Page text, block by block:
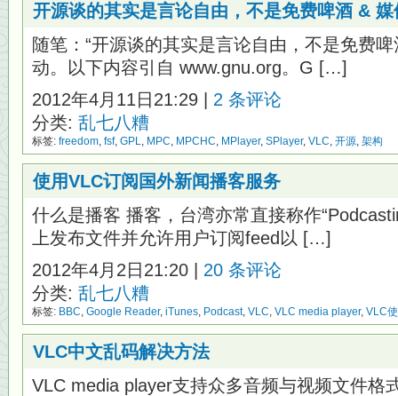
开源谈的其实是言论自由，不是免费啤酒 &
随笔：“开源谈的其实是言论自由，不是免费
动。以下内容引自 www.gnu.org。G […]
2012年4月11日21:29 | 2 条评论
分类: 乱七八糟
标签: freedom, fsf, GPL, MPC, MPCHC, MPlayer, SPlayer, VLC, 开源, 架构
使用VLC订阅国外新闻播客服务
什么是播客 播客，台湾亦常直接称作
上发布文件并允许用户订阅feed以 […]
2012年4月2日21:20 | 20 条评论
分类: 乱七八糟
标签: BBC, Google Reader, iTunes, Podcast, VLC, VLC media player, VLC
VLC中文乱码解决方法
VLC media player支持众多音频与视频文件格